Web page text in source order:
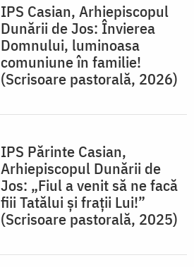
IPS Casian, Arhiepiscopul
Dunării de Jos: Învierea
Domnului, luminoasa
comuniune în familie!
(Scrisoare pastorală, 2026)
IPS Părinte Casian,
Arhiepiscopul Dunării de
Jos: „Fiul a venit să ne facă
fiii Tatălui și frații Lui!”
(Scrisoare pastorală, 2025)